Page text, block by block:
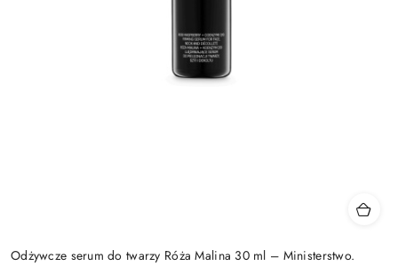
Odżywcze serum do twarzy Róża Malina 30 ml – Ministerstwo.